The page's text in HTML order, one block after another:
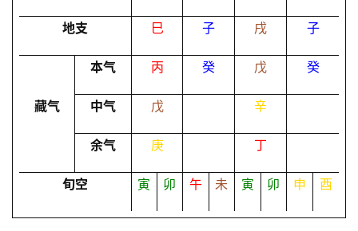
登录 注册
地支 巳 子 戌 子
本气 丙 癸 戊 癸
藏气 中气 戊 辛
余气 庚 丁
旬空 寅 卯 午 未 寅 卯 申 酉